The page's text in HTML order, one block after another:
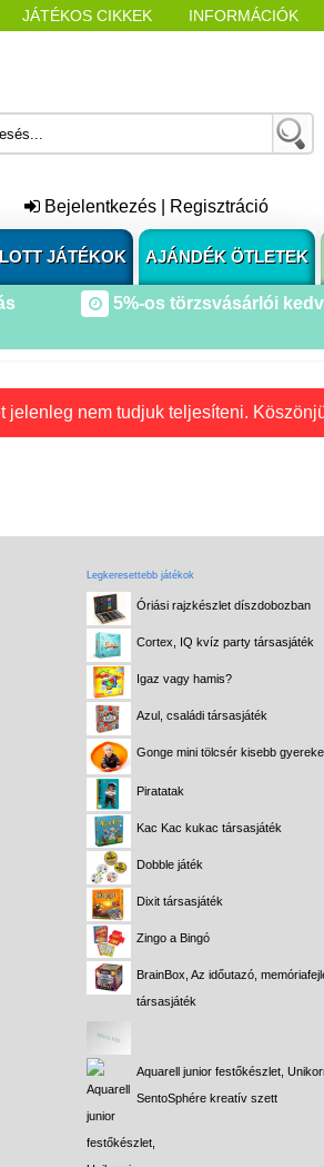
JÁTÉKOS CIKKEK INFORMÁCIÓK
Bejelentkezés Regisztráció
JÁTÉKOK AJÁNDÉK ÖTLETEK
5%-os törzsvásárlói
jelenleg nem tudjuk teljesíteni.
Legkeresettebb játékok
Óriási rajzkészlet díszdobozban
Cortex, IQ kvíz party társasjáték
Igaz vagy hamis?
Azul, családi társasjáték
Gonge mini tölcsér kisebb
Piratatak
Kac Kac kukac társasjáték
Dobble játék
Dixit társasjáték
Zingo a Bingó
BrainBox, Az időutazó,
társasjáték
Aquarell junior festőkészlet,
SentoSphére kreatív szett